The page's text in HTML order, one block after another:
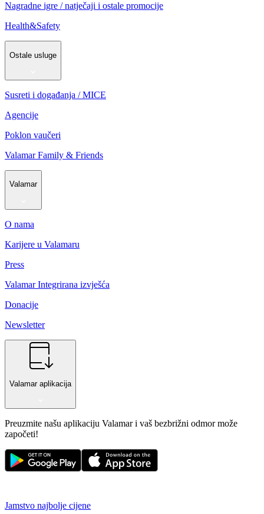
Nagradne igre / natječaji i ostale promocije
Health&Safety
Ostale usluge
Susreti i događanja / MICE
Agencije
Poklon vaučeri
Valamar Family & Friends
Valamar
O nama
Karijere u Valamaru
Press
Valamar Integrirana izvješća
Donacije
Newsletter
Valamar aplikacija
Preuzmite našu aplikaciju Valamar i vaš bezbrižni odmor može
započeti!
Jamstvo najbolje cijene